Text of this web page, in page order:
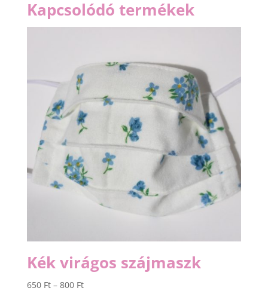
Kapcsolódó termékek
Kék virágos szájmaszk
650 Ft – 800 FtÁrtartomány: